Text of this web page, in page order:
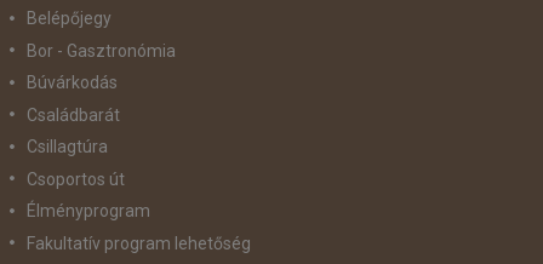
Belépőjegy
Bor - Gasztronómia
Búvárkodás
Családbarát
Csillagtúra
Csoportos út
Élményprogram
Fakultatív program lehetőség